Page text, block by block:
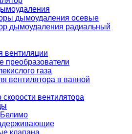
дымоудаления осевые
дымоудаления радиальный
вентиляции
преобразователи
газа
вентилятора в ванной
скорости вентилятора
клапана